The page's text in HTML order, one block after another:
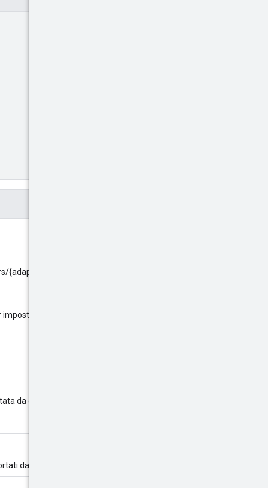
{adapterId}.
da questo adattatore.
da questo adattatore.